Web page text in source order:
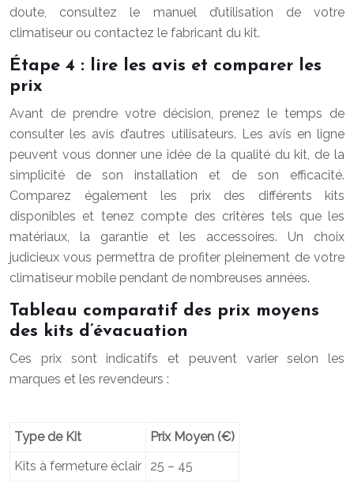
doute, consultez le manuel d’utilisation de votre
climatiseur ou contactez le fabricant du kit.
Étape 4 : lire les avis et comparer les
prix
Avant de prendre votre décision, prenez le temps de
consulter les avis d’autres utilisateurs. Les avis en ligne
peuvent vous donner une idée de la qualité du kit, de la
simplicité de son installation et de son efficacité.
Comparez également les prix des différents kits
disponibles et tenez compte des critères tels que les
matériaux, la garantie et les accessoires. Un choix
judicieux vous permettra de profiter pleinement de votre
climatiseur mobile pendant de nombreuses années.
Tableau comparatif des prix moyens
des kits d’évacuation
Ces prix sont indicatifs et peuvent varier selon les
marques et les revendeurs :
Type de Kit
Prix Moyen (€)
Kits à fermeture éclair
25 – 45